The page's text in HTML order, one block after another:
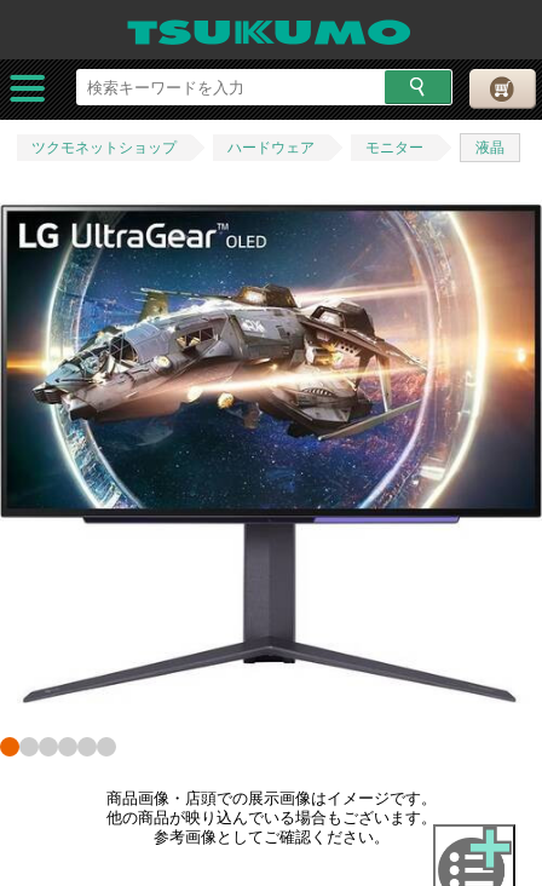
ツクモネットショップ ハードウェア モニター 液晶
商品画像・店頭での展示画像はイメージです。
他の商品が映り込んでいる場合もございます。
参考画像としてご確認ください。